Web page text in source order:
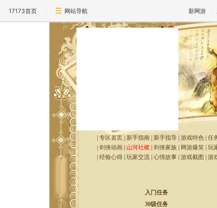
17173首页 网站导航 新网游
|专区首页 新手指南 新手指导 |游戏特色 |任
|剑侠动画 山河社稷 |剑侠家族 网游爆笑 |玩
|经验心得 |玩家交流 |心情故事 |游戏截图 |游
入门任务
30级任务